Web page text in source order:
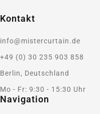
Kontakt
info@mistercurtain.de
+49 (0) 30 235 903 858
Berlin, Deutschland
Mo - Fr: 9:30 - 15:30 Uhr
Navigation